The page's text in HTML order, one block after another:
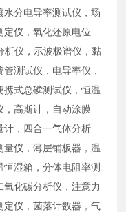
分电导率测试仪，场
定仪，氧化还原电位
析仪，示波极谱仪，黏
测试仪，电导率仪，
携式总磷测试仪，恒温
，高斯计，自动涂膜
计，四合一气体分析
仪，薄层铺板器，温
湿箱，分体电阻率测
化碳分析仪，注意力
定仪，菌落计数器，气